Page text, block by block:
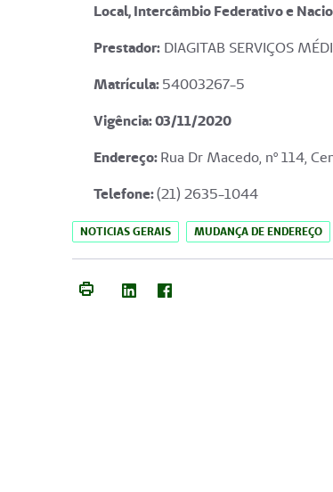
Local, Intercâmbio Federativo e
Prestador: DIAGITAB SERVIÇOS
Matrícula:54003267-5
Vigência: 03/11/2020
Endereço:Rua Dr Macedo, nº 114,
Telefone:(21) 2635-1044
NOTICIAS GERAIS MUDANÇA DE ENDEREÇO